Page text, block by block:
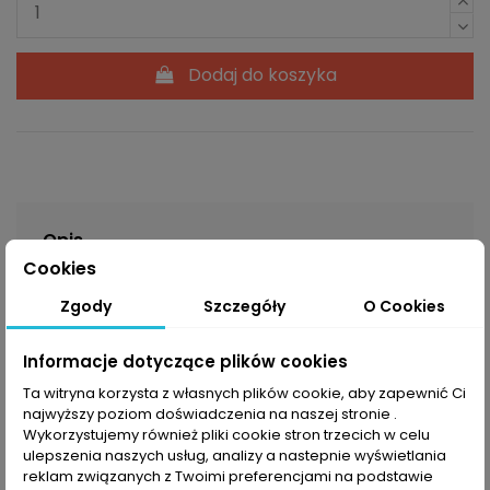
Dodaj do koszyka
Opis
Wygodna i oddychająca bluza z kapturem
wędrówki albo inne formy aktywnego spędzania
wolnego czasu.Bluza Halti Dynamiczostała
wykonana z materiałuActive Dry, dzięki czemu
zapewnia wszystkie niezbędne właściwości odzieży
sportowej. Model ten został wyposażony w typową
Cookies
Zgody Szczegóły O Cookies
Informacje dotyczące plików cookies
Ta witryna korzysta z własnych plików cookie, aby zapewnić Ci
najwyższy poziom doświadczenia na naszej stronie .
Wykorzystujemy również pliki cookie stron trzecich w celu
ulepszenia naszych usług, analizy a nastepnie wyświetlania
reklam związanych z Twoimi preferencjami na podstawie